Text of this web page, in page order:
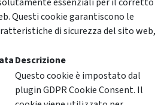
Questi cookie garantiscono le
di sicurezza del sito web,
Descrizione
Questo cookie è impostato dal
plugin GDPR Cookie Consent. Il